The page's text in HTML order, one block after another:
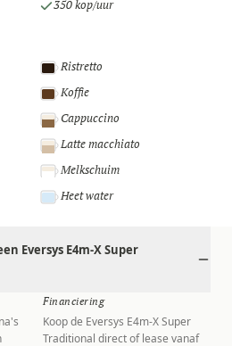
350 kop/uur
Ristretto
Koffie
Cappuccino
Latte macchiato
Melkschuim
Heet water
Eversys E4m-X Super
Financiering
Koop de Eversys E4m-X Super
Traditional direct of lease vanaf